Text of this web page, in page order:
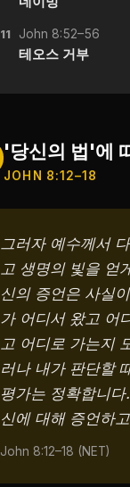
11 John 8:52–56
테오스 거부
'당신의 법'에
JOHN 8:12–18
그러자 예수께서
고 생명의 빛을 얻
신의 증언은 사실
가 어디서 왔고 어
고 어디로 가는지
러나 내가 판단할
평가는 정확합니
신에 대해 증언하
John 8:12–18 (NET)